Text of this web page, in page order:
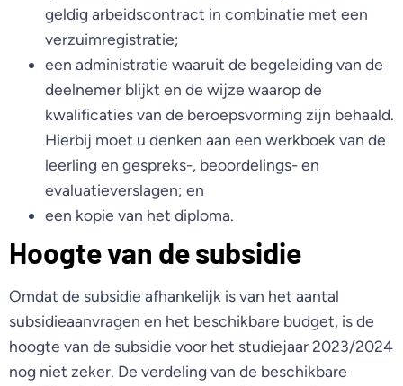
geldig arbeidscontract in combinatie met een
verzuimregistratie;
een administratie waaruit de begeleiding van de
deelnemer blijkt en de wijze waarop de
kwalificaties van de beroepsvorming zijn behaald.
Hierbij moet u denken aan een werkboek van de
leerling en gespreks-, beoordelings- en
evaluatieverslagen; en
een kopie van het diploma.
Hoogte van de subsidie
Omdat de subsidie afhankelijk is van het aantal
subsidieaanvragen en het beschikbare budget, is de
hoogte van de subsidie voor het studiejaar 2023/2024
nog niet zeker. De verdeling van de beschikbare